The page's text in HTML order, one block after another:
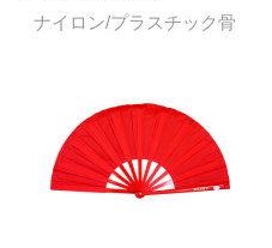
ナイロン/プラスチック骨